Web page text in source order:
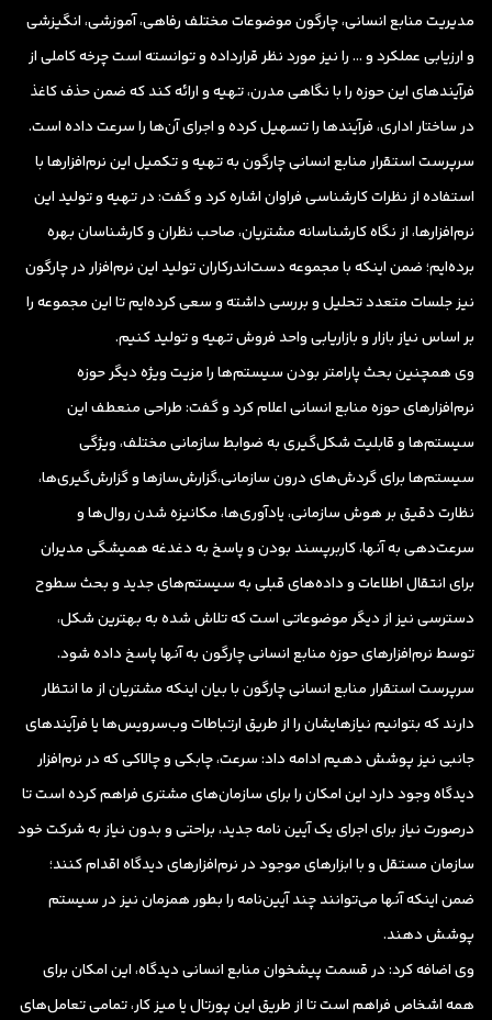
مدیریت منابع انسانی، چارگون موضوعات مختلف رفاهی، آموزشی، انگیزشی
و ارزیابی عملکرد و … را نیز مورد نظر قرارداده‌ و توانسته ‌است چرخه کاملی از
فرآیندهای این حوزه را با نگاهی مدرن، تهیه و ارائه کند که ضمن حذف کاغذ
در ساختار اداری، فرآیندها را تسهیل کرده و اجرای آن‌ها را سرعت داده است.
سرپرست استقرار منابع انسانی چارگون به تهیه و تکمیل این نرم‌افزارها با
استفاده از نظرات کارشناسی فراوان اشاره کرد و گفت: در تهیه و تولید این
نرم‌افزارها، از نگاه کارشناسانه مشتریان، صاحب نظران و کارشناسان بهره
برده‌ایم؛ ضمن اینکه با مجموعه دست‌اندرکاران تولید این نرم‌افزار در چارگون
نیز جلسات متعدد تحلیل و بررسی داشته‌ و سعی کرده‌ایم تا این مجموعه را
بر اساس نیاز بازار و بازاریابی واحد فروش تهیه و تولید کنیم.
وی همچنین بحث پارامتر بودن سیستم‌ها را مزیت ویژه دیگر حوزه
نرم‌افزارهای حوزه منابع انسانی اعلام کرد و گفت: طراحی منعطف این
سیستم‌ها و قابلیت شکل‌گیری به ضوابط سازمانی مختلف، ویژگی‌
سیستم‌ها برای گردش‌های درون سازمانی،گزارش‌سازها و گزارش‌گیری‌ها،
نظارت دقیق بر هوش سازمانی،‌ یادآوری‌ها، مکانیزه شدن روال‌ها و
سرعت‌دهی به آنها، کاربرپسند بودن و پاسخ به دغدغه همیشگی مدیران
برای انتقال اطلاعات و داده‌های قبلی به سیستم‌های جدید و بحث سطوح
دسترسی نیز از دیگر موضوعاتی است که تلاش شده به بهترین شکل،
توسط نرم‌افزارهای حوزه منابع انسانی چارگون به آنها پاسخ داده شود.
سرپرست استقرار منابع انسانی چارگون با بیان اینکه مشتریان از ما انتظار
دارند که بتوانیم نیازهایشان را از طریق ارتباطات وب‌سرویس‌ها یا فرآیندهای
جانبی نیز پوشش دهیم ادامه داد: سرعت،‌ چابکی و چالاکی که در نرم‌افزار
دیدگاه وجود دارد این امکان را برای سازمان‌های مشتری فراهم کرده است تا
درصورت نیاز برای اجرای یک آیین نامه جدید،‌ براحتی و بدون نیاز به شرکت خود
سازمان مستقل و با ابزارهای موجود در نرم‌افزارهای دیدگاه اقدام کنند؛‌
ضمن اینکه آنها می‌توانند چند آیین‌نامه را بطور همزمان نیز در سیستم
پوشش دهند.
وی اضافه کرد: در قسمت پیشخوان منابع انسانی دیدگاه، ‌این امکان برای
همه اشخاص فراهم است تا از طریق این پورتال یا میز کار، تمامی تعامل‌های